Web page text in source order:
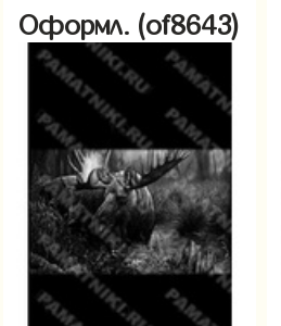
Оформл. (of8643)